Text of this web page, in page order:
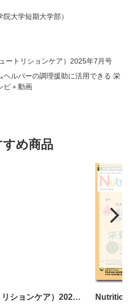
大学短期大学部）
ートリションケア）2025年7月号
ヘルパーの調理援助に活用できる 栄
ピ＋動画
すめ商品
NutritionCare（ニュートリションケア）2025年3月号